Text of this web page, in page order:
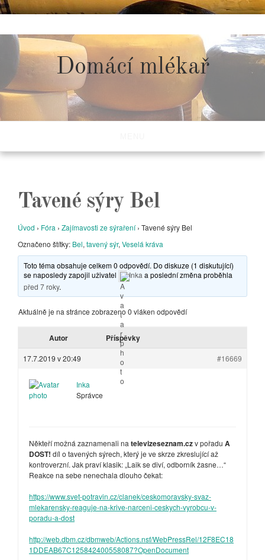
to
content
Domácí mlékař
Tavené sýry Bel
Úvod › Fóra › Zajímavosti ze sýraření › Tavené sýry Bel
Označeno štítky: Bel, tavený sýr, Veselá kráva
Toto téma obsahuje celkem 0 odpovědí. Do diskuze (1 diskutující)
se naposledy zapojil uživatel
Inka a poslední změna proběhla
před 7 roky.
Aktuálně je na stránce zobrazeno 0 vláken odpovědí
Autor Příspěvky
17.7.2019 v 20:49 #16669
Inka
Správce
Někteří možná zaznamenali na televizeseznam.czv pořadu A
DOST! díl o tavených sýrech, který je ve skrze zkreslující až
kontroverzní. Jak praví klasik: „Laik se diví, odborník žasne…“
Reakce na sebe nenechala dlouho čekat:
https://www.svet-potravin.cz/clanek/ceskomoravsky-svaz-
mlekarensky-reaguje-na-krive-narceni-ceskych-vyrobcu-v-
poradu-a-dost
http://web.dbm.cz/dbmweb/Actions.nsf/WebPressRel/12F8EC18
1DDEAB67C125842400558087?OpenDocument